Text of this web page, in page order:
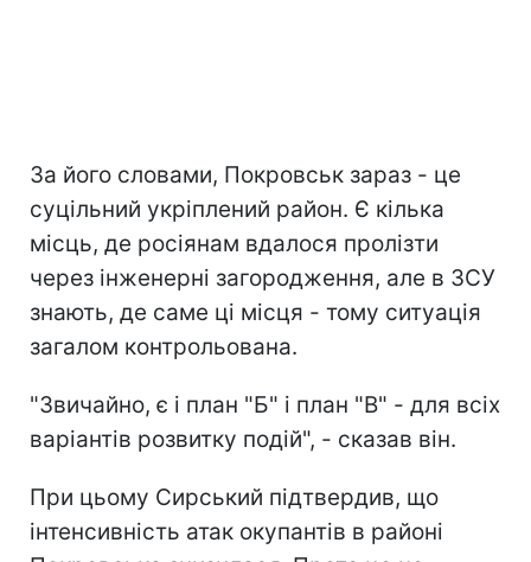
За його словами, Покровськ зараз - це
суцільний укріплений район. Є кілька
місць, де росіянам вдалося пролізти
через інженерні загородження, але в ЗСУ
знають, де саме ці місця - тому ситуація
загалом контрольована.
"Звичайно, є і план "Б" і план "В" - для всіх
варіантів розвитку подій", - сказав він.
При цьому Сирський підтвердив, що
інтенсивність атак окупантів в районі